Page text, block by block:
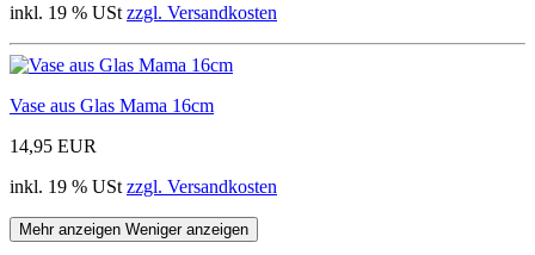
inkl. 19 % USt zzgl. Versandkosten
Vase aus Glas Mama 16cm
14,95 EUR
inkl. 19 % USt zzgl. Versandkosten
Mehr anzeigen Weniger anzeigen